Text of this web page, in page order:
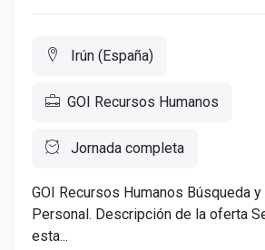
Irún (España)
GOI Recursos Humanos
Jornada completa
GOI Recursos Humanos Búsqueda
Personal. Descripción de la oferta
esta...